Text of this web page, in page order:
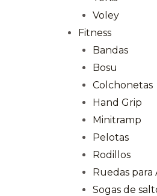
Voley
Fitness
Bandas
Bosu
Colchonetas
Hand Grip
Minitramp
Pelotas
Rodillos
Ruedas para
Sogas de